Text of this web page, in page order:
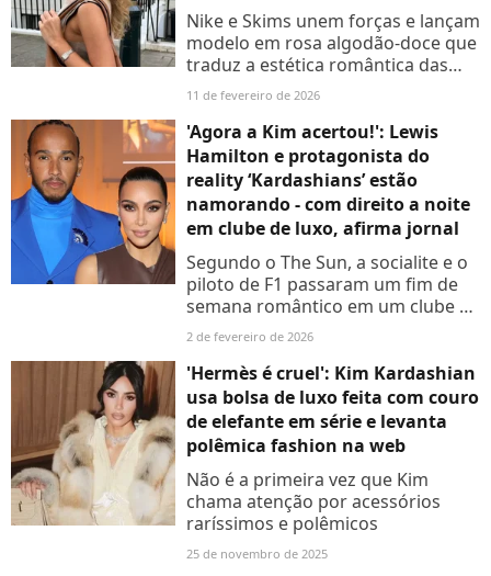
Nike e Skims unem forças e lançam
modelo em rosa algodão-doce que
traduz a estética romântica das
passarelas
11 de fevereiro de 2026
'Agora a Kim acertou!': Lewis
Hamilton e protagonista do
reality ‘Kardashians’ estão
namorando - com direito a noite
em clube de luxo, afirma jornal
Segundo o The Sun, a socialite e o
piloto de F1 passaram um fim de
semana romântico em um clube de
luxo no interior da Inglaterra, com
direito a jantar reservado e spa
exclusivo
2 de fevereiro de 2026
'Hermès é cruel': Kim Kardashian
usa bolsa de luxo feita com couro
de elefante em série e levanta
polêmica fashion na web
Não é a primeira vez que Kim
chama atenção por acessórios
raríssimos e polêmicos
25 de novembro de 2025